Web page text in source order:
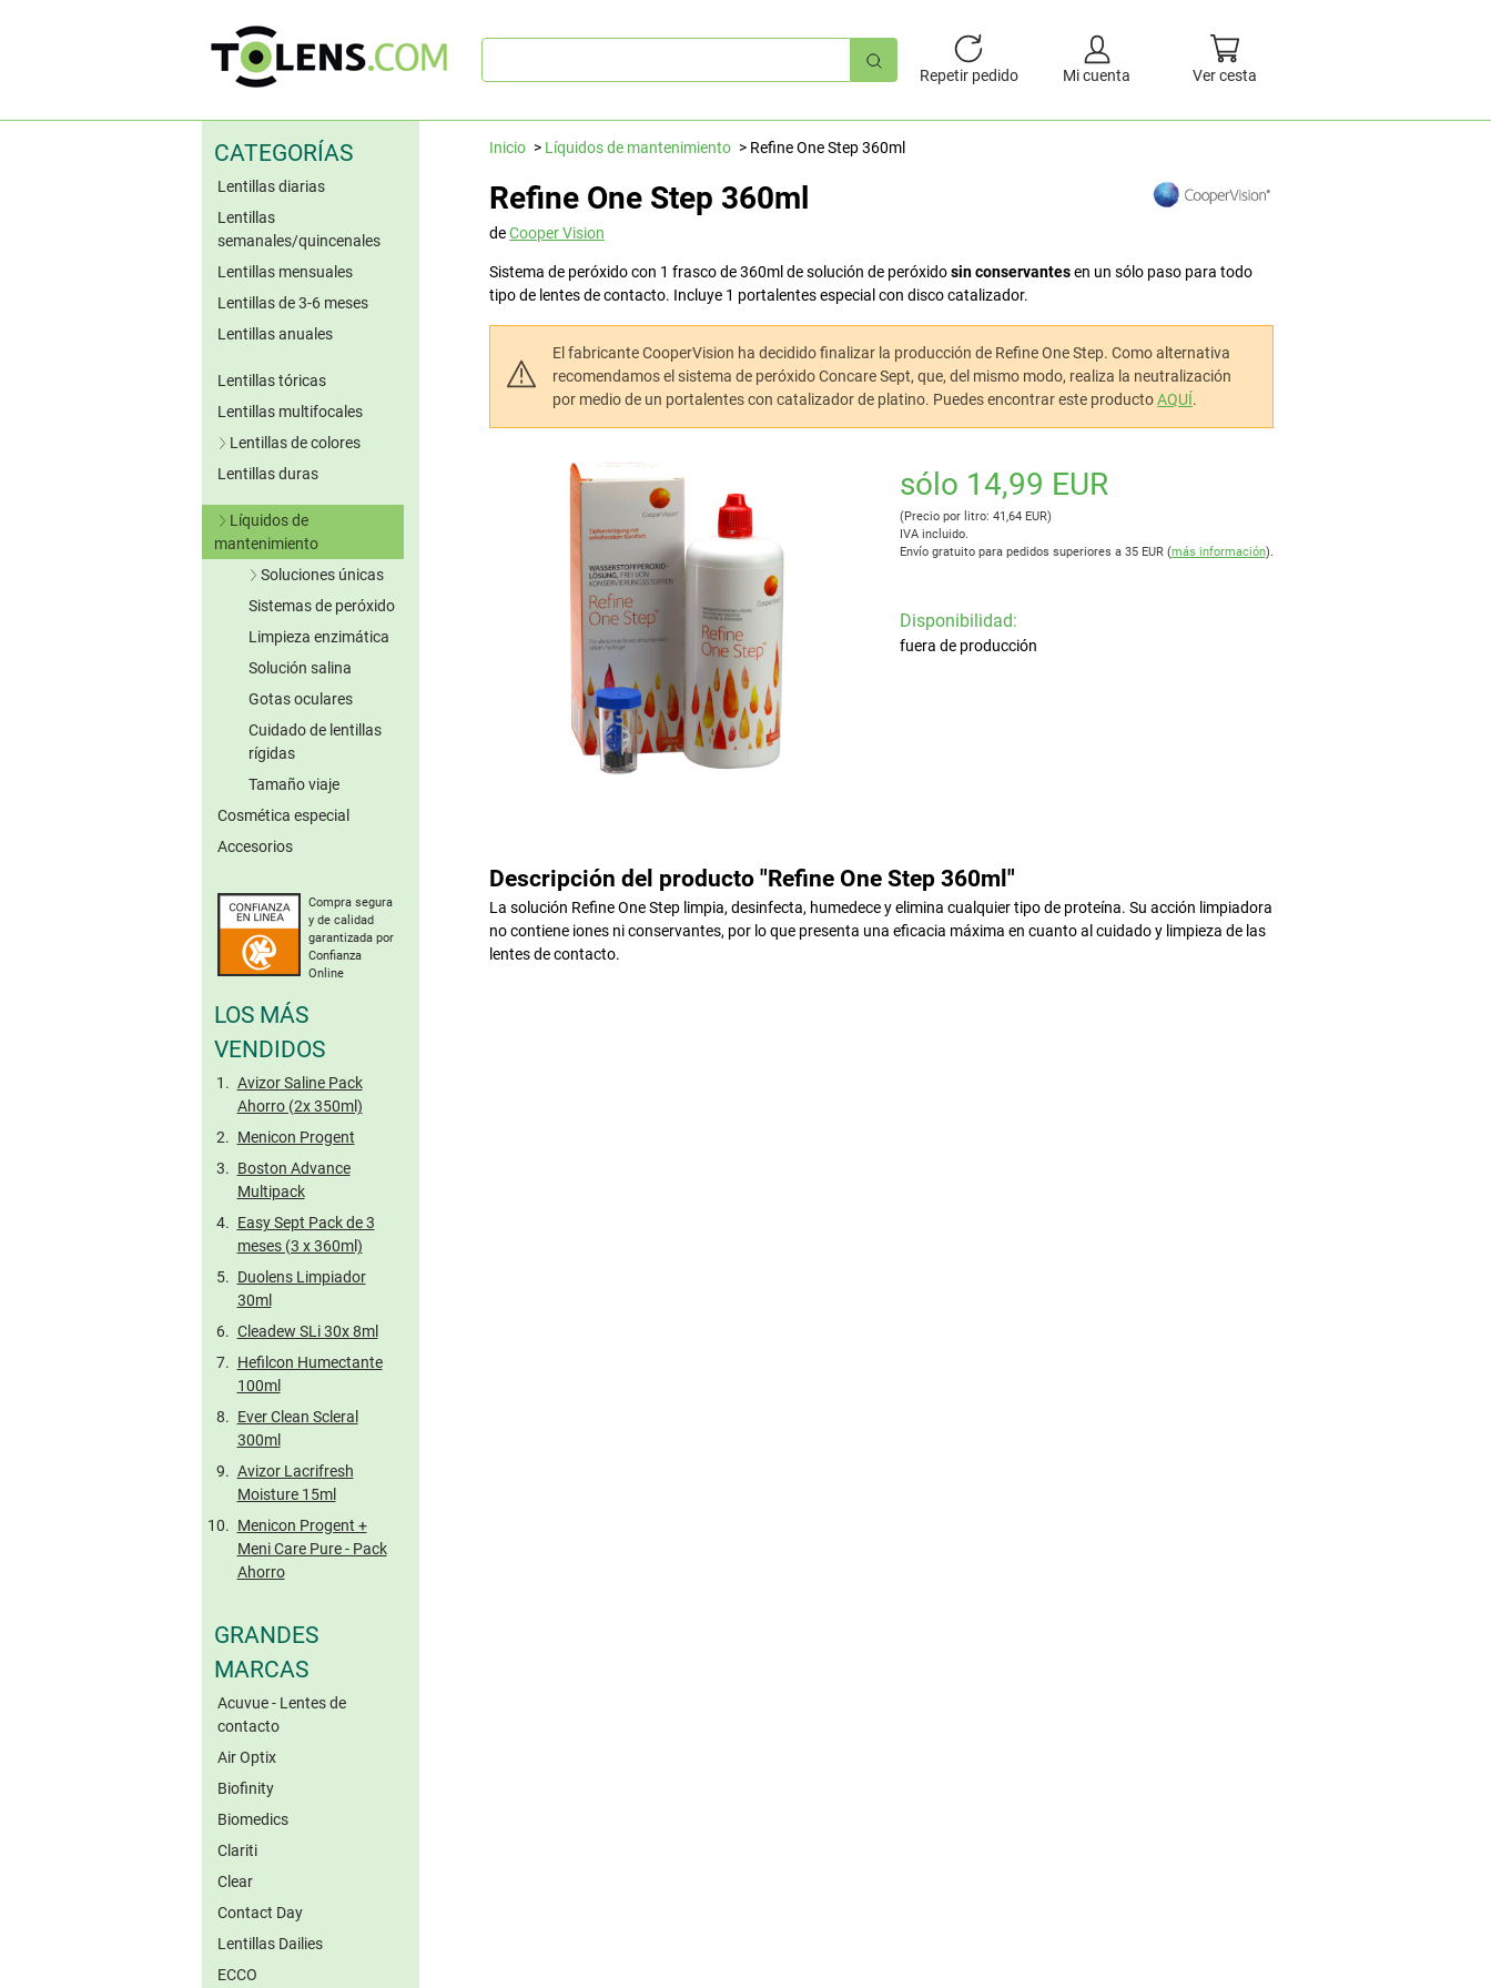
Búsqueda
Repetir pedido Mi cuenta Ver cesta
CATEGORÍAS
Lentillas diarias
Lentillas
semanales/quincenales
Lentillas mensuales
Lentillas de 3-6 meses
Lentillas anuales
Lentillas tóricas
Lentillas multifocales
Lentillas de colores
Lentillas azules
Lentillas verdes
Lentillas grises
Lentillas marrones
Otros colores
Lentillas tóricas de
colores
Lentillas duras
Líquidos de
mantenimiento
Soluciones únicas
Sin conserv.
Sistemas de peróxido
Limpieza enzimática
Solución salina
Gotas oculares
Cuidado de lentillas
rígidas
Tamaño viaje
Cosmética especial
Accesorios
Compra segura
y de calidad
garantizada por
Confianza
Online
LOS MÁS
VENDIDOS
Avizor Saline Pack
Ahorro (2x 350ml)
Menicon Progent
Boston Advance
Multipack
Easy Sept Pack de 3
meses (3 x 360ml)
Duolens Limpiador
30ml
Cleadew SLi 30x 8ml
Hefilcon Humectante
100ml
Ever Clean Scleral
300ml
Avizor Lacrifresh
Moisture 15ml
Menicon Progent +
Meni Care Pure - Pack
Ahorro
GRANDES
MARCAS
Acuvue - Lentes de
contacto
Air Optix
Biofinity
Biomedics
Clariti
Clear
Contact Day
Lentillas Dailies
ECCO
Inicio Líquidos de mantenimiento Refine One Step 360ml
Refine One Step 360ml
deCooper Vision
Sistema de peróxido con 1 frasco de 360ml de solución de peróxidosin conservantesen un sólo paso para todo
tipo de lentes de contacto. Incluye 1 portalentes especial con disco catalizador.
El fabricante CooperVision ha decidido finalizar la producción de Refine One Step. Como alternativa
recomendamos el sistema de peróxido Concare Sept, que, del mismo modo, realiza la neutralización
por medio de un portalentes con catalizador de platino. Puedes encontrar este productoAQUÍ.
sólo 14,99 EUR
(Precio por litro: 41,64 EUR)
IVA incluido.
Envío gratuito para pedidos superiores a 35 EUR (más información).
Disponibilidad:
fuera de producción
Descripción del producto "Refine One Step 360ml"
La solución Refine One Step limpia, desinfecta, humedece y elimina cualquier tipo de proteína. Su acción limpiadora
no contiene iones ni conservantes, por lo que presenta una eficacia máxima en cuanto al cuidado y limpieza de las
lentes de contacto.